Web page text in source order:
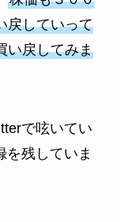
戻していって
い戻してみま
で呟いてい
を残していま